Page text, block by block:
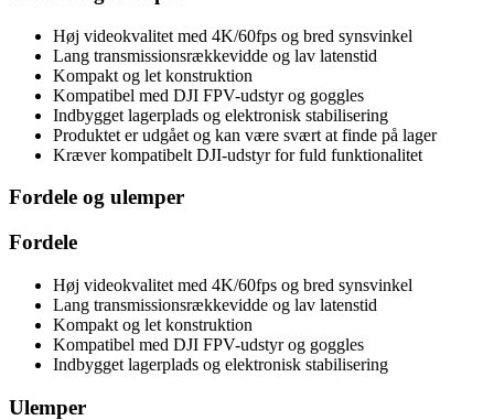
Høj videokvalitet med 4K/60fps og bred synsvinkel
Lang transmissionsrækkevidde og lav latenstid
Kompakt og let konstruktion
Kompatibel med DJI FPV-udstyr og goggles
Indbygget lagerplads og elektronisk stabilisering
Produktet er udgået og kan være svært at finde på lager
Kræver kompatibelt DJI-udstyr for fuld funktionalitet
Fordele og ulemper
Fordele
Høj videokvalitet med 4K/60fps og bred synsvinkel
Lang transmissionsrækkevidde og lav latenstid
Kompakt og let konstruktion
Kompatibel med DJI FPV-udstyr og goggles
Indbygget lagerplads og elektronisk stabilisering
Ulemper